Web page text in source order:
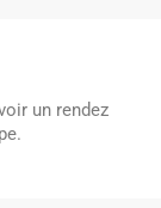
un rendez